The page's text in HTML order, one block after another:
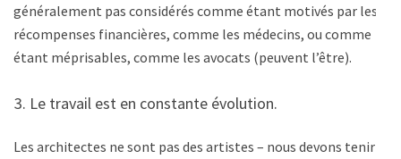
généralement pas considérés comme étant motivés par les
récompenses financières, comme les médecins, ou comme
étant méprisables, comme les avocats (peuvent l’être).
Le travail est en constante évolution.
Les architectes ne sont pas des artistes – nous devons tenir